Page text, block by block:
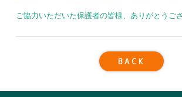
ご協力いただいた保護者の皆様、ありがとうご
BACK